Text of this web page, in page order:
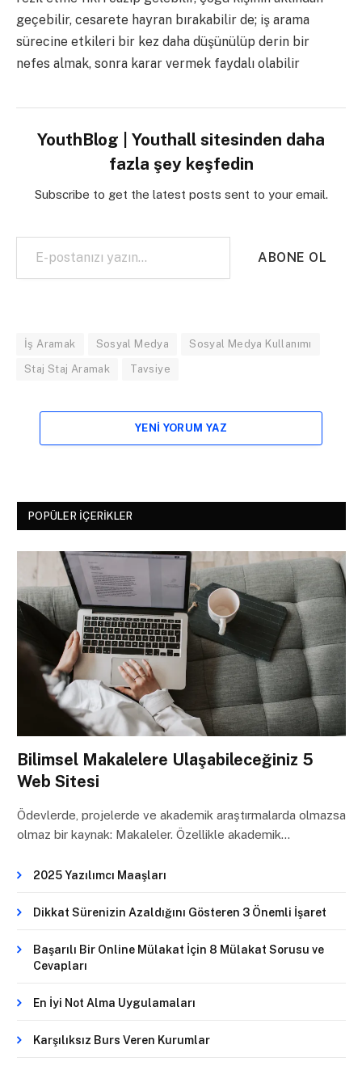
geçebilir, cesarete hayran bırakabilir de; iş arama
sürecine etkileri bir kez daha düşünülüp derin bir
nefes almak, sonra karar vermek faydalı olabilir
YouthBlog | Youthall sitesinden daha
fazla şey keşfedin
Subscribe to get the latest posts sent to your email.
E-postanızı yazın…
ABONE OL
İş Aramak Sosyal Medya Sosyal Medya Kullanımı
Staj Staj Aramak Tavsiye
YENI YORUM YAZ
POPÜLER İÇERIKLER
Bilimsel Makalelere Ulaşabileceğiniz 5
Web Sitesi
Ödevlerde, projelerde ve akademik araştırmalarda olmazsa
olmaz bir kaynak: Makaleler. Özellikle akademik…
2025 Yazılımcı Maaşları
Dikkat Sürenizin Azaldığını Gösteren 3 Önemli İşaret
Başarılı Bir Online Mülakat İçin 8 Mülakat Sorusu ve
Cevapları
En İyi Not Alma Uygulamaları
Karşılıksız Burs Veren Kurumlar